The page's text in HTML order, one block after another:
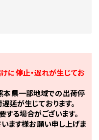
に停止・遅れが生じてお
本県一部地域での出荷停
延が生じております。
る場合がございます。
ます様お願い申し上げま